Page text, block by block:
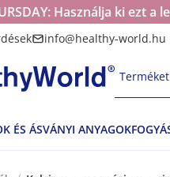
Használja ki ezt
info@healthy-world.hu
ÉS ÁSVÁNYI ANYAGOK